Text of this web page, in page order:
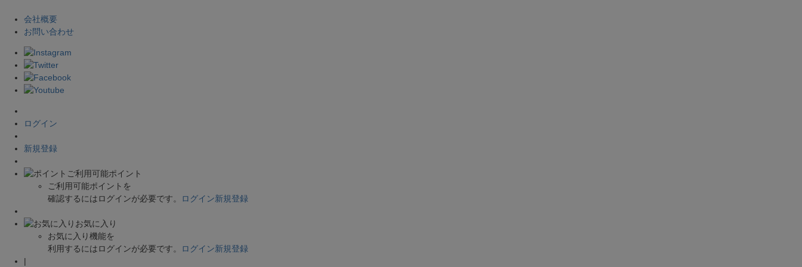
会社概要
お問い合わせ
ログイン
新規登録
ご利用可能ポイント
ご利用可能ポイントを
確認するにはログインが必要です。
ログイン新規登録
お気に入り
お気に入り機能を
利用するにはログインが必要です。
ログイン新規登録
|